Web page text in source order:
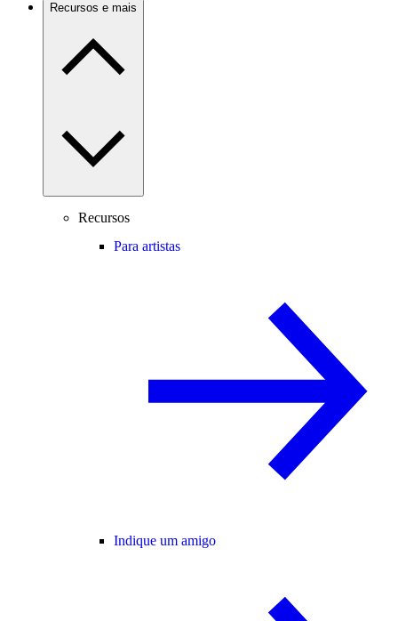
Recursos e mais
Recursos
Para artistas
Indique um amigo